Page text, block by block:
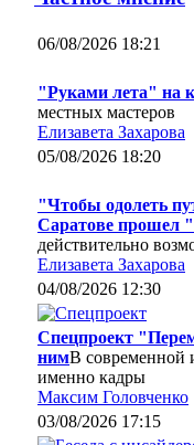
06/08/2026 18:21
"Руками лета"
местных мастеров
Елизавета Захарова
05/08/2026 18:20
"Чтобы одолеть
Саратове прошел
действительно
Елизавета Захарова
04/08/2026 12:30
Спецпроект
нимВ современной
именно кадры
Максим Головченко
03/08/2026 17:15